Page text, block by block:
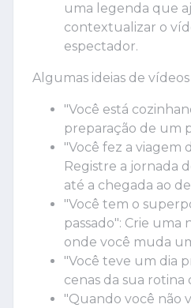
uma legenda que
contextualizar o
espectador.
Algumas ideias de
"Você está
preparação de um
"Você fez a viagem
Registre a jornada
até a chegada ao
"Você tem o
passado": Crie uma
onde você muda
"Você teve um dia
cenas da sua rotina
"Quando você não